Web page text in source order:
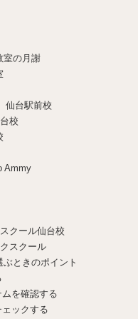
室の月謝
仙台駅前校
校
Ammy
クール仙台校
スクール
ときのポイント
を確認する
ックする